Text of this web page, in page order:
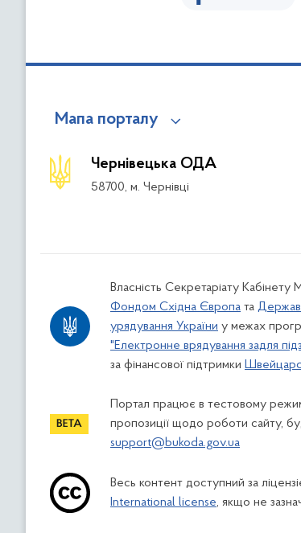
Мапа порталу
Чернівецька ОДА
58700, м. Чернівці
Власність Секретаріату Кабінету
Фондом Східна Європа та
урядування України у межах
"Електронне врядування задля
за фінансової підтримки
Портал працює в тестовому
пропозиції щодо роботи сайту,
support@bukoda.gov.ua
Весь контент доступний за
International license, якщо не